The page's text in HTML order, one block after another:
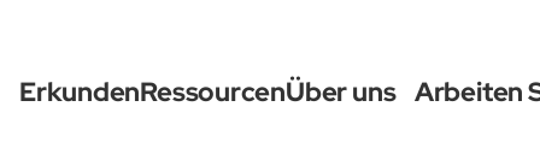
ErkundenRessourcenÜber uns Arbeiten